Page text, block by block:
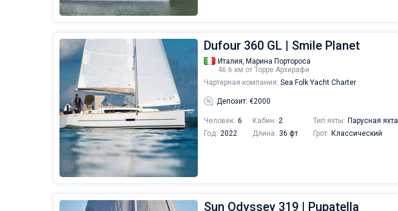
Dufour 360 GL | Smile Planet
Италия, Марина Портороса
46.6 км от Торре Архирафи
Чартерная компания: Sea Folk Yacht Charter
Депозит: €2000
Человек: 6 Кабин: 2 Тип яхты: Парусная яхта
Год: 2022 Длина: 36 фт Грот: Классический
Sun Odyssey 319 | Pupatella